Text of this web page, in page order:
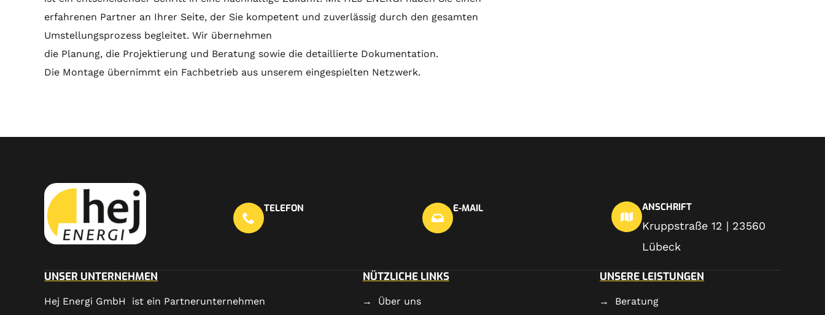
erfahrenen Partner an Ihrer Seite, der Sie kompetent und zuverlässig durch den gesamten
Umstellungsprozess begleitet. Wir übernehmen
die Planung, die Projektierung und Beratung sowie die detaillierte Dokumentation.
Die Montage übernimmt ein Fachbetrieb aus unserem eingespielten Netzwerk.
TELEFON E-MAIL ANSCHRIFT
Kruppstraße 12 | 23560
Lübeck
UNSER UNTERNEHMEN
Hej Energi GmbH ist ein Partnerunternehmen
NÜTZLICHE LINKS
Über uns
UNSERE LEISTUNGEN
Beratung